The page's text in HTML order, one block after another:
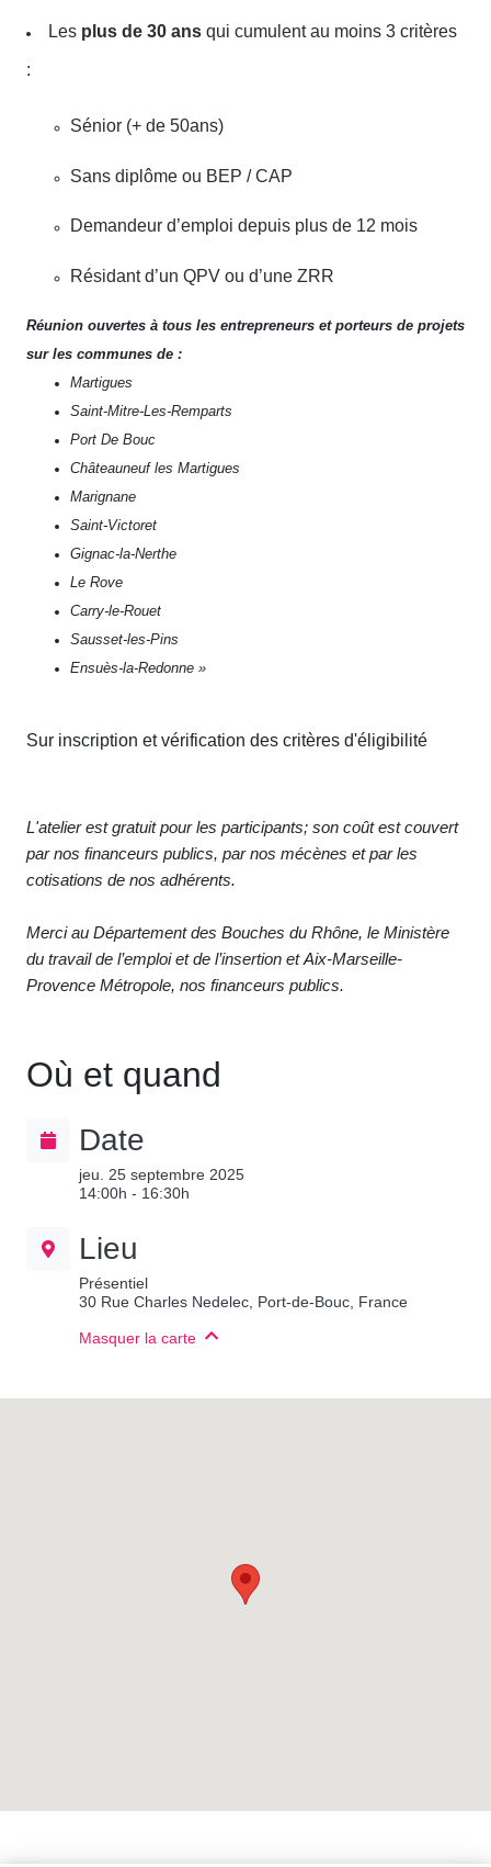
Lesplus de 30 ansqui cumulent au moins 3 critères
:
Sénior (+ de 50ans)
Sans diplôme ou BEP / CAP
Demandeur d’emploi depuis plus de 12 mois
Résidant d’un QPV ou d’une ZRR
Réunion ouvertes à tous les entrepreneurs et porteurs de projets
sur les communes de :
Martigues
Saint-Mitre-Les-Remparts
Port De Bouc
Châteauneuf les Martigues
Marignane
Saint-Victoret
Gignac-la-Nerthe
Le Rove
Carry-le-Rouet
Sausset-les-Pins
Ensuès-la-Redonne »
Sur inscription et vérification des critères d'éligibilité
L'atelier est gratuit pour les participants; son coût est couvert
par nos financeurs publics, par nos mécènes et par les
cotisations de nos adhérents.
Merci au Département des Bouches du Rhône, le Ministère
du travail de l’emploi et de l’insertion et Aix-Marseille-
Provence Métropole, nos financeurs publics.
Où et quand
Date
jeu. 25 septembre 2025
14:00h - 16:30h
Lieu
Présentiel
30 Rue Charles Nedelec, Port-de-Bouc, France
Masquer la carte